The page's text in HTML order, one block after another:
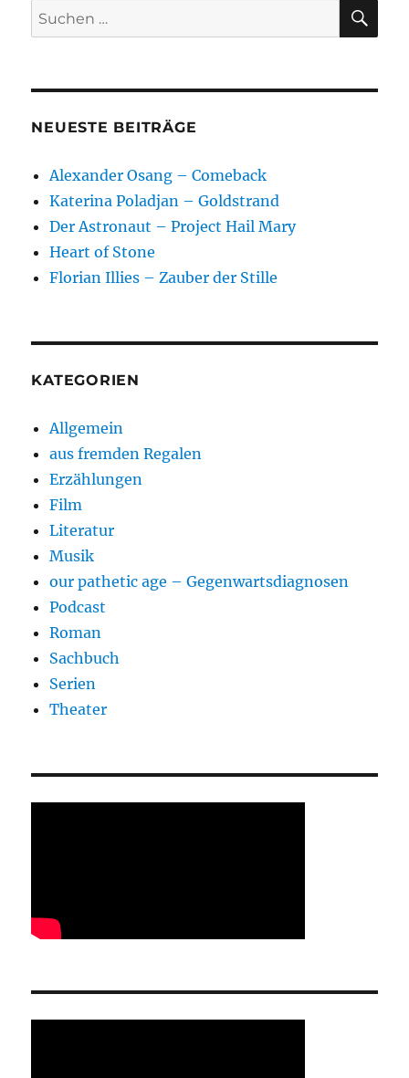
The
Suchen
nach:
NEUESTE BEITRÄGE
Alexander Osang – Comeback
Katerina Poladjan – Goldstrand
Der Astronaut – Project Hail Mary
Heart of Stone
Florian Illies – Zauber der Stille
KATEGORIEN
Allgemein
aus fremden Regalen
Erzählungen
Film
Literatur
Musik
our pathetic age – Gegenwartsdiagnosen
Podcast
Roman
Sachbuch
Serien
Theater